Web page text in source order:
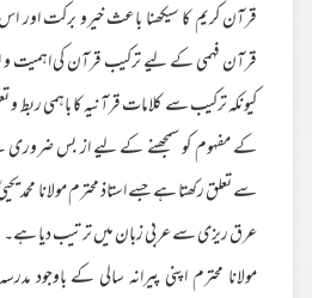
قرآن کریم کا سیکھنا باعث خیرو برکت
قرآن فہمی کے لیے ترکیب قرآن کی اہمیت و
کیونکہ ترکیب سے کلامات قرآنیہ کا باہمی ربط
کے مفہوم کو سمجھنے کے لیے از بس
سے تعلق رکھتا ہے جسے استاذ محترم مولانا
عرق ریزی سے عربی زبان میں ترتیب دیا ہے۔
مولانا محترم اپنی پیرانہ سالی کے باوجود